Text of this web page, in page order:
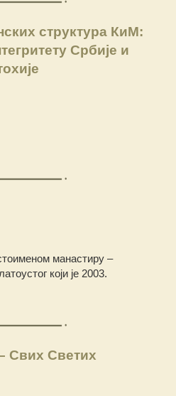
структура КиМ:
Србије и
манастиру –
који је 2003.
Свих Светих